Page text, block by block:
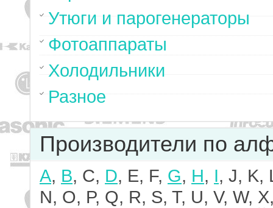
Утюги и парогенераторы
Фотоаппараты
Холодильники
Разное
Производители по
A, B, C, D, E, F, G, H, I, J, K,
N, O, P, Q, R, S, T, U, V, W,